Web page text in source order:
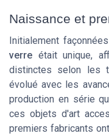
Naissance et
Initialement
verre était unique,
distinctes selon les
évolué avec les
production en série
ces objets d'art
premiers fabricants